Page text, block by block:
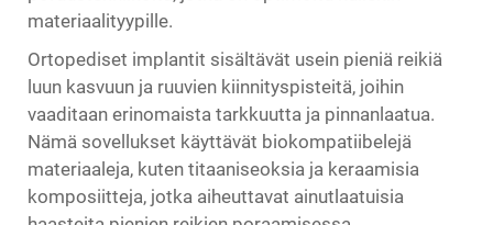
materiaalityypille.
Ortopediset implantit sisältävät usein pieniä reikiä
luun kasvuun ja ruuvien kiinnityspisteitä, joihin
vaaditaan erinomaista tarkkuutta ja pinnanlaatua.
Nämä sovellukset käyttävät biokompatiibelejä
materiaaleja, kuten titaaniseoksia ja keraamisia
komposiitteja, jotka aiheuttavat ainutlaatuisia